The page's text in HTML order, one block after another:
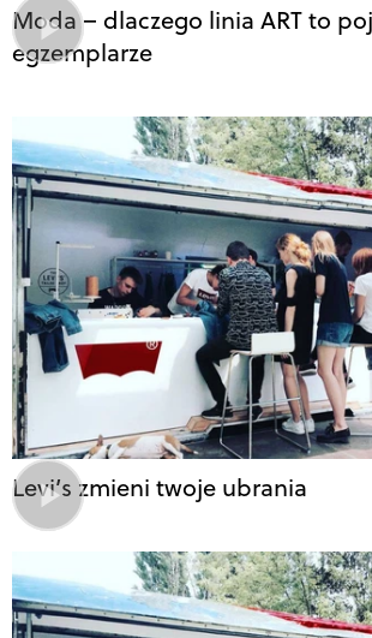
Moda – dlaczego linia ART to
egzemplarze
Levi’s zmieni twoje ubrania